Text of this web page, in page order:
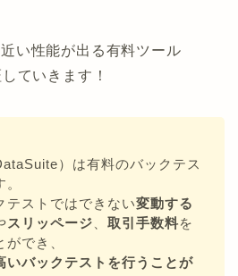
い性能が出る有料ツール
ていきます！
）は有料のバックテス
テストではできない変動する
スリッページ 取引手数料を
でき、
いバックテストを行うことが